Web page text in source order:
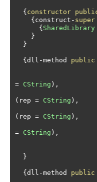
{ constructor
{ construct - super
{ SharedLibrary
}
}
{ dll -method public
= CString ),
( rep = CString ),
( rep = CString ),
= CString ),
}
{ dll -method public